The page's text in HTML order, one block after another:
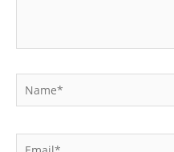
Email*